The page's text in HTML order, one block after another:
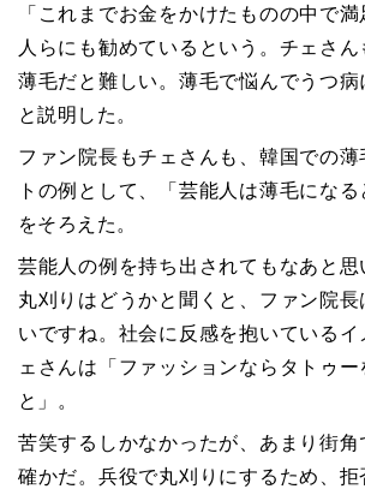
「これまでお金をかけたものの中で
人らにも勧めているという。チェさ
薄毛だと難しい。薄毛で悩んでうつ病
と説明した。
ファン院長もチェさんも、韓国での薄
トの例として、「芸能人は薄毛にな
をそろえた。
芸能人の例を持ち出されてもなあと
丸刈りはどうかと聞くと、ファン院
いですね。社会に反感を抱いている
ェさんは「ファッションならタトゥ
と」。
苦笑するしかなかったが、あまり街
確かだ。兵役で丸刈りにするため、